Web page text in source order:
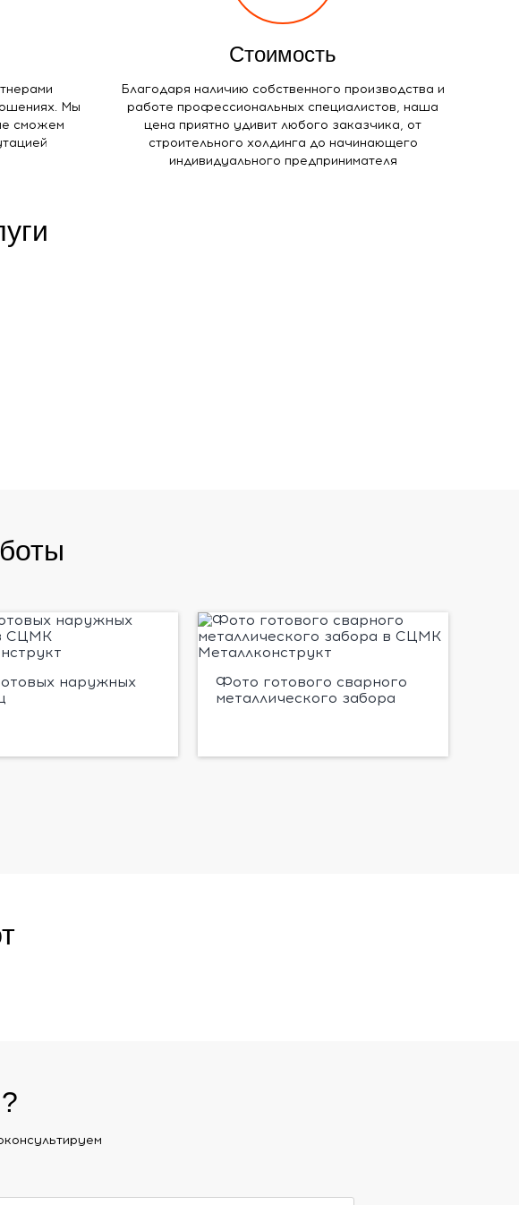
Мы
сможем
Стоимость
Благодаря наличию собственного производства и
работе профессиональных специалистов, наша
цена приятно удивит любого заказчика, от
строительного холдинга до начинающего
индивидуального предпринимателя
наружных
Фото готового сварного
металлического забора